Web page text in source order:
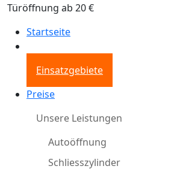
Türöffnung ab 20 €
Startseite
Einsatzgebiete
Preise
Unsere Leistungen
Autoöffnung
Schliesszylinder